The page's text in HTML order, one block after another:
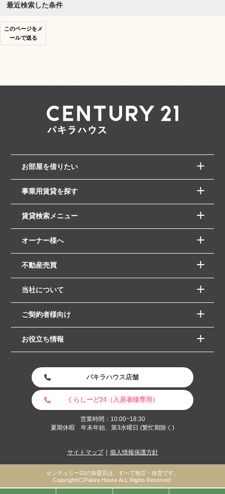
最近検索した条件
このページをメ
ールで送る
お部屋を借りたい
事業用賃貸を探す
賃貸検索メニュー
オーナー様へ
不動産売買
当社について
ご契約者様向け
お役立ち情報
パキラハウス店舗
くらしーど24（入居者様専用）
営業時間：10:00~18:30
夏期休暇 年末年始、第3水曜日 (繁忙期除く)
サイトマップ 個人情報保護方針
センチュリー21の加盟店は、すべて独立・自営です。
Copyright(C)Pakira House ALL Rights Reserved.